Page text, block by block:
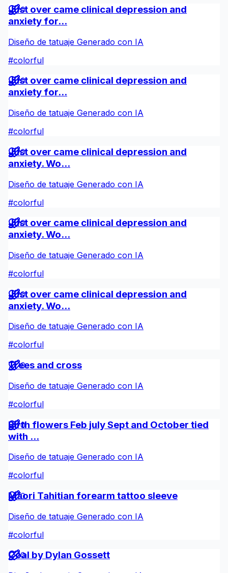
0
Just over came clinical depression and
anxiety for...
Diseño de tatuaje Generado con IA
#colorful
0
Just over came clinical depression and
anxiety for...
Diseño de tatuaje Generado con IA
#colorful
0
Just over came clinical depression and
anxiety. Wo...
Diseño de tatuaje Generado con IA
#colorful
0
Just over came clinical depression and
anxiety. Wo...
Diseño de tatuaje Generado con IA
#colorful
0
Just over came clinical depression and
anxiety. Wo...
Diseño de tatuaje Generado con IA
#colorful
0
Trees and cross
Diseño de tatuaje Generado con IA
#colorful
0
Birth flowers Feb july Sept and October tied
with ...
Diseño de tatuaje Generado con IA
#colorful
0
Māori Tahitian forearm tattoo sleeve
Diseño de tatuaje Generado con IA
#colorful
0
Coal by Dylan Gossett